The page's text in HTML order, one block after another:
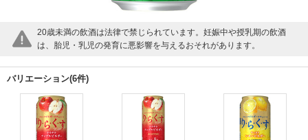
20歳未満の飲酒は法律で禁じられています。妊娠中や授乳期の飲酒
は、胎児・乳児の発育に悪影響を与えるおそれがあります。
バリエーション(6件)